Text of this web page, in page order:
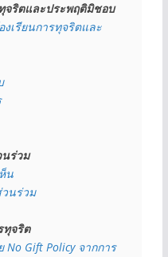
จริตและประพฤติมิชอบ
เรียนการทุจริตและ
นร่วม
น
วนร่วม
ทุจริต
Gift Policy จากการ